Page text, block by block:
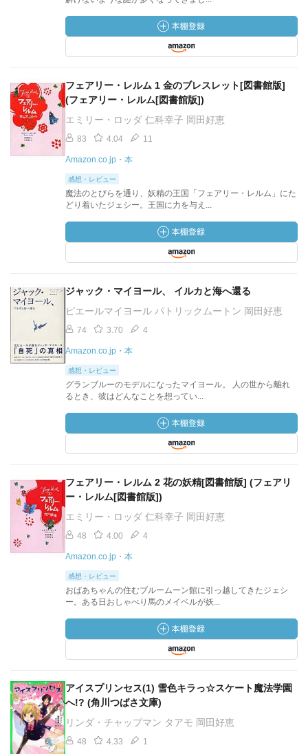
フェアリー・レルム 1 金のブレスレット[図書館版]
(フェアリー・レルム[図書館版])
エミリー・ロッダ 仁科幸子 岡田好恵
83 4.04 11
Amazon.co.jp・本
感想・レビュー
魔法のとびらを通り、妖精の王国「フェアリー・レルム」にた
どり着いたジェシー。王国に力を与え...
ジャック・マイヨール、 イルカと海へ還る
ピエールマイヨール パトリックムートン 岡田好恵
74 3.70 4
Amazon.co.jp・本
感想・レビュー
グランブルーのモデルになったマイヨール。 人の世から離れ
るとき、彼はどんなことを想ってい...
フェアリー・レルム 2 花の妖精[図書館版] (フェアリ
ー・レルム[図書館版])
エミリー・ロッダ 仁科幸子 岡田好恵
48 4.00 4
Amazon.co.jp・本
感想・レビュー
おばあちゃんの住むブルームーン館に引っ越してきたジェシ
ー。ある日おしゃべり馬のメイベルが妖...
アイスプリンセス(1) 雪色キラっ☆スケート魔法学園
へ!? (角川つばさ文庫)
リンダ・チャップマン タアモ 岡田好恵
48 4.33 1